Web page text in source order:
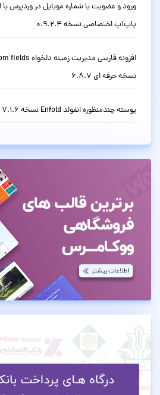
پاپ‌آپ اختصاصی نسخه 0.9.2.4
نسخه حرفه ای 6.8.7
پوسته چندمنظوره انفولد Enfold نسخه 7.1.6